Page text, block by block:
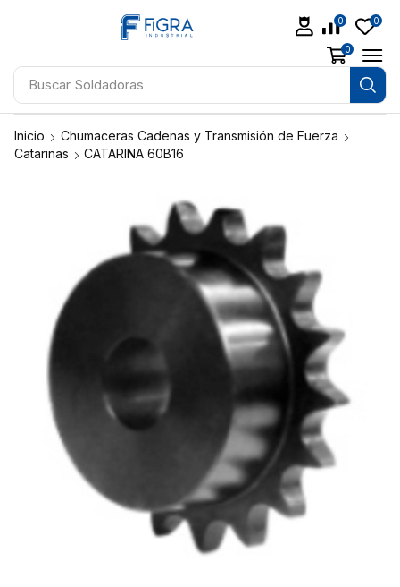
Buscar Soldadoras
0 0
0
Inicio
Chumaceras Cadenas y Transmisión de Fuerza
Catarinas
CATARINA 60B16